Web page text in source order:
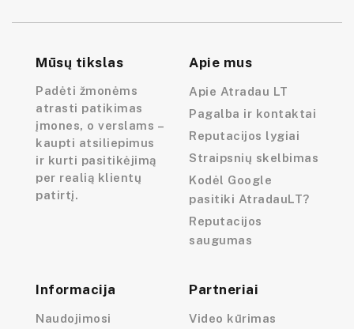
Mūsų tikslas
Padėti žmonėms
atrasti patikimas
įmones, o verslams –
kaupti atsiliepimus
ir kurti pasitikėjimą
per realią klientų
patirtį.
Apie mus
Apie Atradau LT
Pagalba ir kontaktai
Reputacijos lygiai
Straipsnių skelbimas
Kodėl Google
pasitiki AtradauLT?
Reputacijos
saugumas
Informacija
Naudojimosi
Partneriai
Video kūrimas